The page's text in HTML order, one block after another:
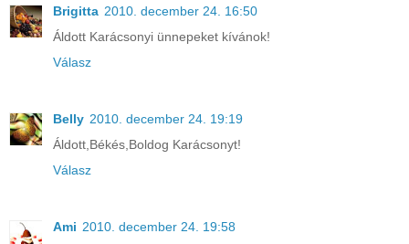
Brigitta 2010. december 24. 16:50
Áldott Karácsonyi ünnepeket kívánok!
Válasz
Belly 2010. december 24. 19:19
Áldott,Békés,Boldog Karácsonyt!
Válasz
Ami 2010. december 24. 19:58